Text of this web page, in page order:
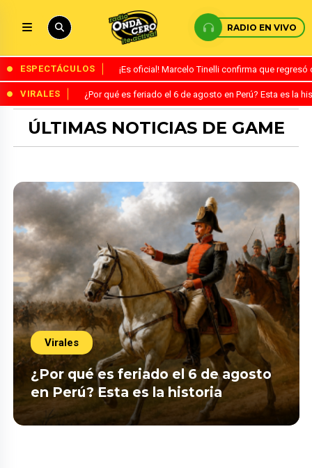
RADIO EN VIVO
ESPECTÁCULOS ¡Es oficial! Marcelo Tinelli confirma que
VIRALES ¿Por qué es feriado el 6 de agosto en Perú? Esta es la
ÚLTIMAS NOTICIAS DE GAME
Virales
¿Por qué es feriado el 6 de agosto
en Perú? Esta es la historia